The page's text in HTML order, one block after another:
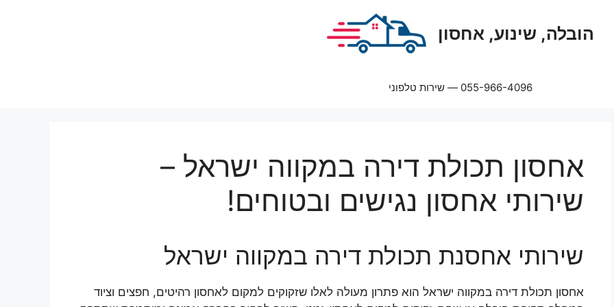
הובלה, שינוע, אחסון
055-966-4096 — שירות טלפוני
אחסון תכולת דירה במקווה ישראל –
שירותי אחסון נגישים ובטוחים!
שירותי אחסנת תכולת דירה במקווה ישראל
אחסון תכולת דירה במקווה ישראל הוא פתרון מעולה לאלו שזקוקים למקום לאחסון רהיטים, חפצים וציוד